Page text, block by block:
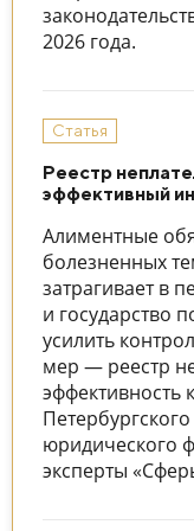
2026 года.
Статья
Реестр
эффективный
Алиментные
болезненных
затрагивает в
и государство
усилить
мер — реестр
эффективность
юридического
эксперты